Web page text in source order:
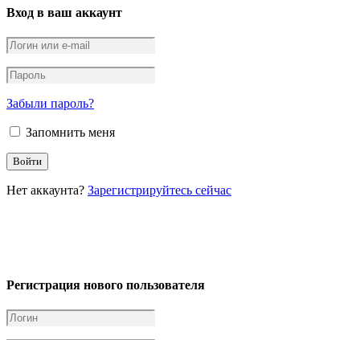
Вход в ваш аккаунт
Забыли пароль?
Запомнить меня
Нет аккаунта? Зарегистрируйтесь сейчас
Регистрация нового пользователя